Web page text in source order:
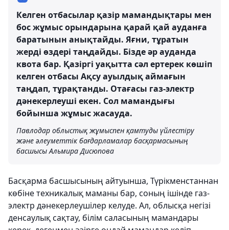
Келген отбасылар қазір мамандықтары мен
бос жұмыс орындарына қарай қай ауданға
баратынын анықтайды. Яғни, тұратын
жерді өздері таңдайды. Бізде әр ауданда
квота бар. Қазіргі уақытта сәл ертерек көшіп
келген отбасы Ақсу ауылдық аймағын
таңдап, тұрақтанды. Отағасы газ-электр
дәнекерлеуші екен. Сол мамандығы
бойынша жұмыс жасауда.
Павлодар облыстық жұмыспен қамтуды үйлестіру
және әлеуметтік бағдарламалар басқармасының
басшысы Альмира Дисюпова
Басқарма басшысының айтуынша, Түрікменстаннан
көбіне техникалық маманы бар, соның ішінде газ-
электр дәнекерлеушілер келуде. Ал, облысқа негізі
денсаулық сақтау, білім саласының мамандары